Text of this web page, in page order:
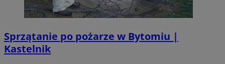
Sprzątanie po pożarze w Bytomiu |
Kastelnik